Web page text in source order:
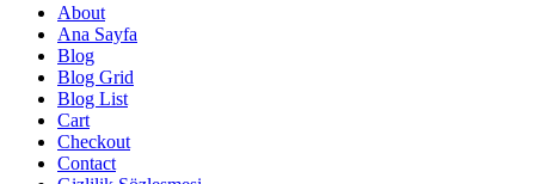
About
Ana Sayfa
Blog
Blog Grid
Blog List
Cart
Checkout
Contact